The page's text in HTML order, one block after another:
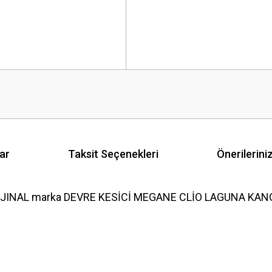
Taksit Seçenekleri
marka DEVRE KESİCİ MEGANE CLİO LAGUNA